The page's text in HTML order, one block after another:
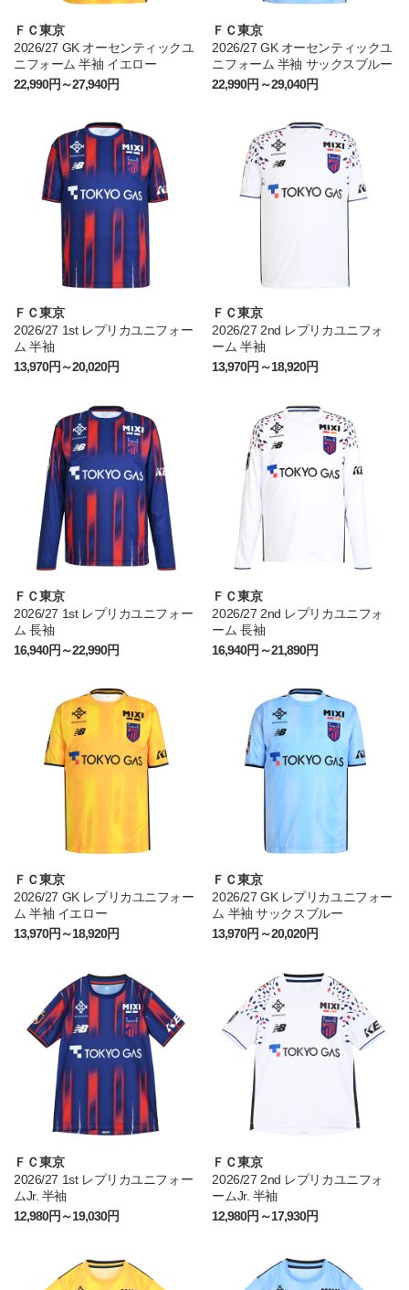
ＦＣ東京
2026/27 GK オーセンティックユ
ニフォーム 半袖 イエロー
22,990円～27,940円
ＦＣ東京
2026/27 GK オーセンティックユ
ニフォーム 半袖 サックスブルー
22,990円～29,040円
ＦＣ東京
2026/27 1st レプリカユニフォー
ム 半袖
13,970円～20,020円
ＦＣ東京
2026/27 2nd レプリカユニフォ
ーム 半袖
13,970円～18,920円
ＦＣ東京
2026/27 1st レプリカユニフォー
ム 長袖
16,940円～22,990円
ＦＣ東京
2026/27 2nd レプリカユニフォ
ーム 長袖
16,940円～21,890円
ＦＣ東京
2026/27 GK レプリカユニフォー
ム 半袖 イエロー
13,970円～18,920円
ＦＣ東京
2026/27 GK レプリカユニフォー
ム 半袖 サックスブルー
13,970円～20,020円
ＦＣ東京
2026/27 1st レプリカユニフォー
ムJr. 半袖
12,980円～19,030円
ＦＣ東京
2026/27 2nd レプリカユニフォ
ームJr. 半袖
12,980円～17,930円